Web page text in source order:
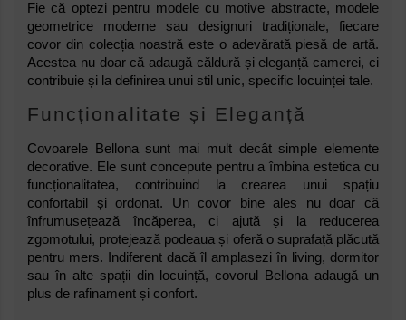
Fie că optezi pentru modele cu motive abstracte, modele
geometrice moderne sau designuri tradiționale, fiecare
covor din colecția noastră este o adevărată piesă de artă.
Acestea nu doar că adaugă căldură și eleganță camerei, ci
contribuie și la definirea unui stil unic, specific locuinței tale.
Funcționalitate și Eleganță
Covoarele Bellona sunt mai mult decât simple elemente
decorative. Ele sunt concepute pentru a îmbina estetica cu
funcționalitatea, contribuind la crearea unui spațiu
confortabil și ordonat. Un covor bine ales nu doar că
înfrumusețează încăperea, ci ajută și la reducerea
zgomotului, protejează podeaua și oferă o suprafață plăcută
pentru mers. Indiferent dacă îl amplasezi în living, dormitor
sau în alte spații din locuință, covorul Bellona adaugă un
plus de rafinament și confort.